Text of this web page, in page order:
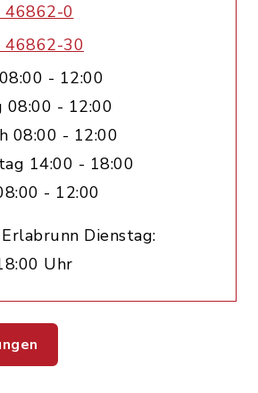
46862-0
46862-30
- 12:00
08:00 - 12:00
08:00 - 12:00
14:00 - 18:00
- 12:00
Dienstag:
Uhr